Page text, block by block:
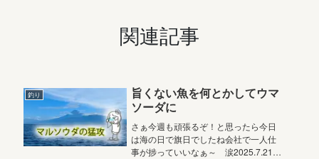
関連記事
釣り
旨くない魚を何とかしてウマ
ソーダに
さぁ今週も頑張るぞ！と思ったら今日
は海の日で旗日でしたね会社で一人仕
事が捗っていいなぁ～ 涙2025.7.21